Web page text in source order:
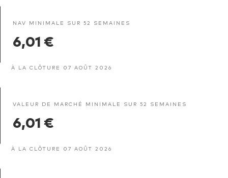
NAV MINIMALE SUR 52 SEMAINES
6,01 €
À LA CLÔTURE 07 AOÛT 2026
VALEUR DE MARCHÉ MINIMALE SUR 52 SEMAINES
6,01 €
À LA CLÔTURE 07 AOÛT 2026